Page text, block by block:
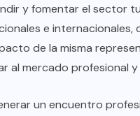
y fomentar el sector
e internacionales,
de la misma
al mercado profesional
un encuentro
BOHEMIO: